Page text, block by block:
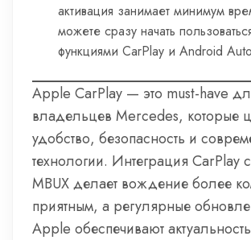
активация занимает минимум
можете сразу начать
функциями CarPlay и Android
Apple CarPlay — это must-have
владельцев Mercedes, которые
удобство, безопасность и
технологии. Интеграция CarPlay
MBUX делает вождение более
приятным, а регулярные
Apple обеспечивают